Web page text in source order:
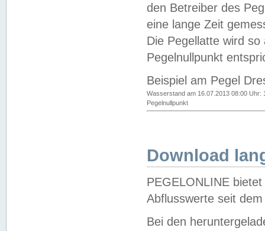
den Betreiber des
eine lange Zeit
Die Pegellatte wird
Pegelnullpunkt
Beispiel am Pegel
Wasserstand am 16.07.2013 08:00 Uhr:
Pegelnullpunkt
Download
PEGELONLINE
Abflusswerte seit
Bei den